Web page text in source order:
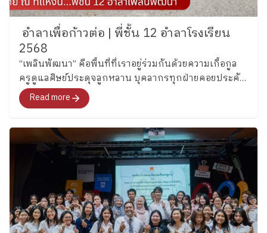
อำลาเพื่อก้าวต่อ | พี่ชั้น 12 อำลาโรงเรียน
2568
“เพลินพัฒนา” คือพื้นที่ที่เราอยู่ร่วมกันด้วยความเกื้อกูล
ครูดูแลศิษย์ประดุจลูกหลาน บุคลากรทุกฝ่ายคอยประคับ
ประคองเด็ก ๆ ด้วยความปรารถนาดี ทำให้ทุกมุมของ
โรงเรียนเป็น “พื้นที่ปลอดภัย” ที่เด็กคนหนึ่งสามารถ
แล้วที่จะเดินทางสำรวจบ้านหลังใหญ่แห่งความทรงจำ
ตลอด 12 ปีที่ผ่านนี้และอำลาอย่างภาคภูมิ
Read more